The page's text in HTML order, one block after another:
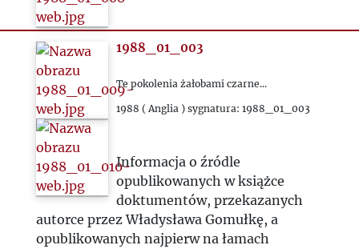
1988_01_003
Te pokolenia żałobami czarne...
1988 ( Anglia ) sygnatura: 1988_01_003
Informacja o źródle
opublikowanych w książce
doktumentów, przekazanych
autorce przez Władysława Gomułkę, a
opublikowanych najpierw na łamach